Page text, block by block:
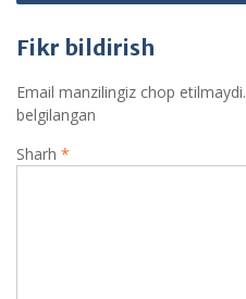
Fikr bildirish
Email manzilingiz chop etilmaydi.
belgilangan
Sharh *